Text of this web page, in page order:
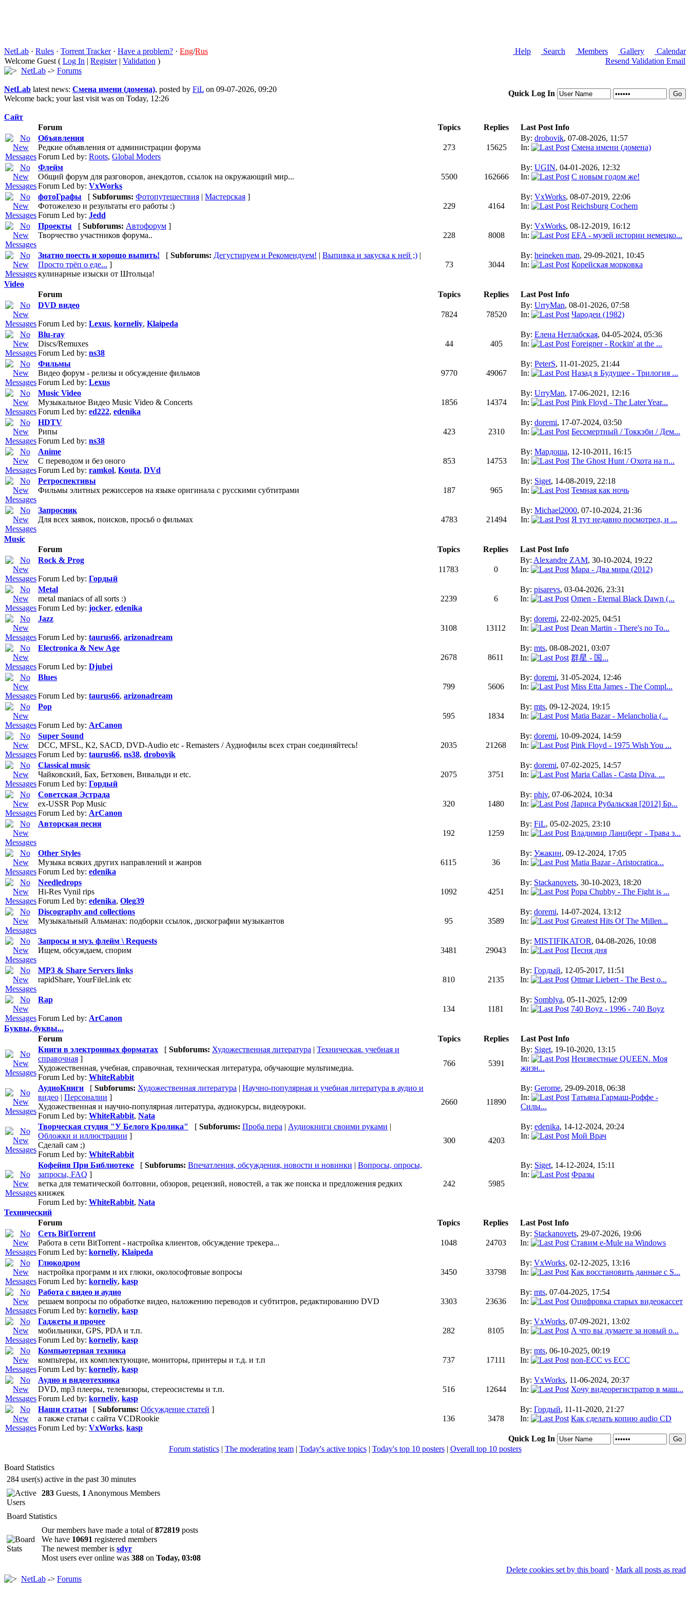
NetLab · Rules · Torrent Tracker· Have a problem? · Eng/Rus Help Search Members Gallery
Calendar
Welcome Guest ( Log In | Register| Validation )
Resend Validation Email
NetLab -> Forums
NetLab latest news: Смена имени (домена), posted by FiL on 09-07-2026, 09:20
Welcome back; your last visit was on Today, 12:26
Quick Log In
Сайт
Forum
Topics Replies
Last Post Info
Объявления
Редкие объявления от администрации форума
Forum Led by: Roots, Global Moders
273 15625
By: drobovik, 07-08-2026, 11:57
In:
Смена имени (домена)
Флейм
Общий форум для разговоров, анекдотов, ссылок на окружающий мир...
Forum Led by: VxWorks
5500 162666
By: UGIN, 04-01-2026, 12:32
In:
С новым годом же!
фотоГрафы [ Subforums: Фотопутешествия | Мастерская ]
Фотожелезо и результаты его работы :)
Forum Led by: Jedd
229 4164
By: VxWorks, 08-07-2019, 22:06
In:
Reichsburg Cochem
Проекты [ Subforums: Автофорум ]
Творчество участников форума..
228 8008
By: VxWorks, 08-12-2019, 16:12
In:
EFA - музей истории немецко...
Знатно поесть и хорошо выпить! [ Subforums: Дегустируем и Рекомендуем! | Выпивка и закуска к ней ;) |
Просто трёп о еде... ]
кулинарные изыски от Штольца!
73 3044
By: heineken man, 29-09-2021, 10:45
In:
Корейская морковка
Video
Forum
Topics Replies
Last Post Info
DVD видео
Forum Led by: Lexus, korneliy, Klaipeda
7824 78520
By: UrryMan, 08-01-2026, 07:58
In:
Чародеи (1982)
Blu-ray
Discs/Remuxes
Forum Led by: ns38
44 405
By: Елена Нетлабская, 04-05-2024, 05:36
In:
Foreigner - Rockin' at the ...
Фильмы
Видео форум - релизы и обсуждение фильмов
Forum Led by: Lexus
9770 49067
By: PeterS, 11-01-2025, 21:44
In:
Назад в Будущее - Трилогия ...
Music Video
Музыкальное Видео Music Video & Concerts
Forum Led by: ed222, edenika
1856 14374
By: UrryMan, 17-06-2021, 12:16
In:
Pink Floyd - The Later Year...
HDTV
Рипы
Forum Led by: ns38
423 2310
By: doremi, 17-07-2024, 03:50
In:
Бессмертный / Токкэби / Дем...
Anime
С переводом и без оного
Forum Led by: ramkol, Kouta, DVd
853 14753
By: Мардоша, 12-10-2011, 16:15
In:
The Ghost Hunt / Охота на п...
Ретроспективы
Фильмы элитных режиссеров на языке оригинала с русскими субтитрами
187 965
By: Siget, 14-08-2019, 22:18
In:
Темная как ночь
Запросник
Для всех заявок, поисков, просьб о фильмах
4783 21494
By: Michael2000, 07-10-2024, 21:36
In:
Я тут недавно посмотрел, и ...
Music
Forum
Topics Replies
Last Post Info
Rock & Prog
Forum Led by: Гордый
11783 0
By: Alexandre ZAM, 30-10-2024, 19:22
In:
Мара - Два мира (2012)
Metal
metal maniacs of all sorts :)
Forum Led by: jocker, edenika
2239 6
By: pisarevs, 03-04-2026, 23:31
In:
Omen - Eternal Black Dawn (...
Jazz
Forum Led by: taurus66, arizonadream
3108 13112
By: doremi, 22-02-2025, 04:51
In:
Dean Martin - There's no To...
Electronica & New Age
Forum Led by: Djubei
2678 8611
By: mts, 08-08-2021, 03:07
In:
群星 - 国...
Blues
Forum Led by: taurus66, arizonadream
799 5606
By: doremi, 31-05-2024, 12:46
In:
Miss Etta James - The Compl...
Pop
Forum Led by: ArCanon
595 1834
By: mts, 09-12-2024, 19:15
In:
Matia Bazar - Melancholia (...
Super Sound
DCC, MFSL, K2, SACD, DVD-Audio etc - Remasters / Аудиофилы всех стран соединяйтесь!
Forum Led by: taurus66, ns38, drobovik
2035 21268
By: doremi, 10-09-2024, 14:59
In:
Pink Floyd - 1975 Wish You ...
Classical music
Чайковский, Бах, Бетховен, Вивальди и etc.
Forum Led by: Гордый
2075 3751
By: doremi, 07-02-2025, 14:57
In:
Maria Callas - Casta Diva. ...
Советская Эстрада
ex-USSR Pop Music
Forum Led by: ArCanon
320 1480
By: phiv, 07-06-2024, 10:34
In:
Лариса Рубальская [2012] Бр...
Авторская песня
192
1259
By: FiL, 05-02-2025, 23:10
In:
Владимир Ланцберг - Трава з...
Other Styles
Музыка всяких других направлений и жанров
Forum Led by: edenika
6115 36
By: Ужакин, 09-12-2024, 17:05
In:
Matia Bazar - Aristocratica...
Needledrops
Hi-Res Vynil rips
Forum Led by: edenika, Oleg39
1092 4251
By: Stackanovets, 30-10-2023, 18:20
In:
Popa Chubby - The Fight is ...
Discography and collections
Музыкальный Альманах: подборки ссылок, дискографии музыкантов
95 3589
By: doremi, 14-07-2024, 13:12
In:
Greatest Hits Of The Millen...
Запросы и муз. флeйм \ Requests
Ищем, обсуждаем, спорим
3481 29043
By: MISTIFIKATOR, 04-08-2026, 10:08
In:
Песня дня
MP3 & Share Servers links
rapidShare, YourFileLink etc
810 2135
By: Гордый, 12-05-2017, 11:51
In:
Ottmar Liebert - The Best o...
Rap
Forum Led by: ArCanon
134 1181
By: Somblya, 05-11-2025, 12:09
In:
740 Boyz - 1996 - 740 Boyz
Буквы, буквы...
Forum
Topics Replies
Last Post Info
Книги в электронных форматах
[ Subforums: Художественная литература | Техническая. учебная и
справочная ]
Художественная, учебная, справочная, техническая литература, обучающие мультимедиа.
Forum Led by: WhiteRabbit
766 5391
By: Siget, 19-10-2020, 13:15
In:
Неизвестные QUEEN. Моя
жизн...
АудиоКниги [ Subforums: Художественная литература | Научно-популярная и учебная литература в аудио и
видео | Персоналии ]
Художественная и научно-популярная литература, аудиокурсы, видеоуроки.
Forum Led by: WhiteRabbit, Nata
2660 11890
By: Gerome, 29-09-2018, 06:38
In:
Татьяна Гармаш-Роффе -
Силы...
Творческая студия "У Белого Кролика" [ Subforums: Проба пера | Аудиокниги своими руками |
Обложки и иллюстрации ]
Сделай сам ;)
Forum Led by: WhiteRabbit
300 4203
By: edenika, 14-12-2024, 20:24
In:
Мой Врач
Кофейня При Библиотеке [ Subforums: Впечатления, обсуждения, новости и новинки | Вопросы, опросы,
запросы, FAQ ]
ветка для тематической болтовни, обзоров, рецензий, новостей, а так же поиска и предложения редких
книжек
Forum Led by: WhiteRabbit, Nata
242 5985
By: Siget, 14-12-2024, 15:11
In:
Фразы
Технический
Forum
Topics Replies
Last Post Info
Сеть BitTorrent
Работа в сети BitTorrent - настройка клиентов, обсуждение трекера...
Forum Led by: korneliy, Klaipeda
1048 24703
By: Stackanovets, 29-07-2026, 19:06
In:
Ставим e-Mule на Windows
Глюкодром
настройка программ и их глюки, околософтовые вопросы
Forum Led by: korneliy, kasp
3450 33798
By: VxWorks, 02-12-2025, 13:16
In:
Как восстановить данные с S...
Работа с видео и аудио
решаем вопросы по обработке видео, наложению переводов и субтитров, редактированию DVD
Forum Led by: korneliy, kasp
3303 23636
By: mts, 07-04-2025, 17:54
In:
Оцифровка старых видеокассет
Гаджеты и прочее
мобильники, GPS, PDA и т.п.
Forum Led by: korneliy, kasp
282 8105
By: VxWorks, 07-09-2021, 13:02
In:
А что вы думаете за новый o...
Компьютерная техника
компьтеры, их комплектующие, мониторы, принтеры и т.д. и т.п
Forum Led by: korneliy, kasp
737 17111
By: mts, 06-10-2025, 00:19
In:
non-ECC vs ECC
Аудио и видеотехника
DVD, mp3 плееры, телевизоры, стереосистемы и т.п.
Forum Led by: korneliy, kasp
516 12644
By: VxWorks, 11-06-2024, 20:37
In:
Хочу видеорегистратор в маш...
Наши статьи [ Subforums: Обсуждение статей ]
а также статьи с сайта VCDRookie
Forum Led by: VxWorks, kasp
136 3478
By: Гордый, 11-11-2020, 21:27
In:
Как сделать копию audio CD
Quick Log In
Forum statistics| The moderating team| Today's active topics| Today's top 10 posters| Overall top 10 posters
Board Statistics
284 user(s) active in the past 30 minutes
283 Guests, 1 Anonymous Members
Board Statistics
Our members have made a total of872819 posts
We have 10691 registered members
The newest member is sdyr
Most users ever online was 388 on Today, 03:08
Delete cookies set by this board · Mark all posts as read
NetLab -> Forums